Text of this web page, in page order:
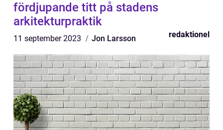
fördjupande titt på stadens
arkitekturpraktik
11 september 2023 Jon Larsson redaktionel